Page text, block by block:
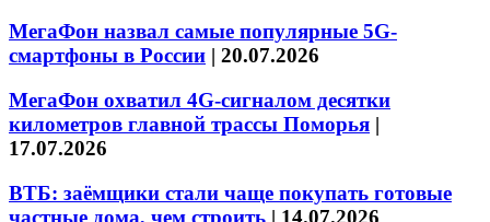
МегаФон назвал самые популярные 5G-
смартфоны в России | 20.07.2026
МегаФон охватил 4G-сигналом десятки
километров главной трассы Поморья |
17.07.2026
ВТБ: заёмщики стали чаще покупать готовые
частные дома, чем строить | 14.07.2026